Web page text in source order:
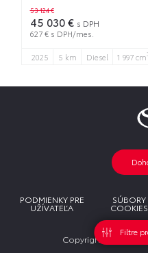
Filtre
53 124 €
45 030 € s DPH
627 € s DPH/mes.
2025 5 km Diesel 1 997 cm
PODMIENKY PRE
UŽÍVATEĽA
SÚBORY
COOKIES
Copyright © Toyota